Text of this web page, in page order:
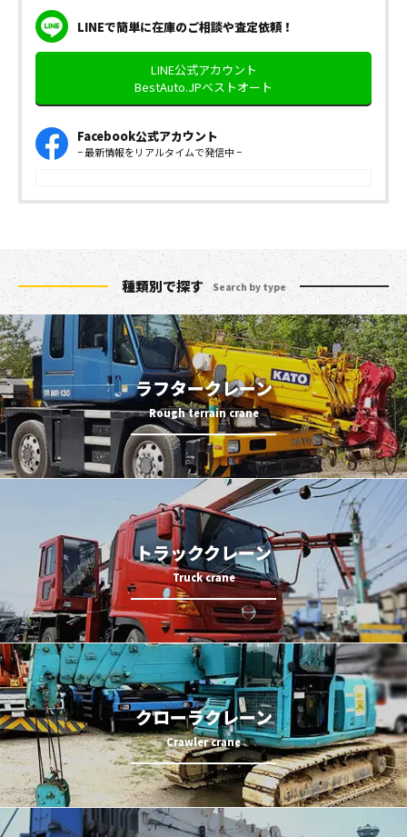
LINEで簡単に在庫のご相談や査定依頼！
LINE公式アカウント
BestAuto.JPベストオート
Facebook公式アカウント
− 最新情報をリアルタイムで発信中 −
種類別で探す Search by type
ラフタークレーン
トラッククレーン
クローラクレーン